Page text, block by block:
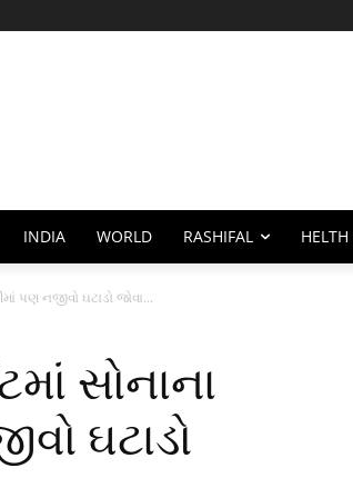
INDIA WORLD RASHIFAL HELTH
પણ નજીવો ઘટાડો જોવા...
સોનાના
ઘટાડો